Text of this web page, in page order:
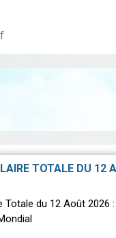
TOTALE DU 12
Totale du 12 Août 2026